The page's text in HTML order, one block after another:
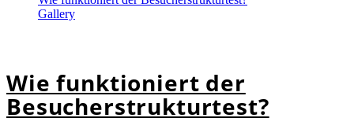
Gallery
Wie funktioniert der
Besucherstrukturtest?